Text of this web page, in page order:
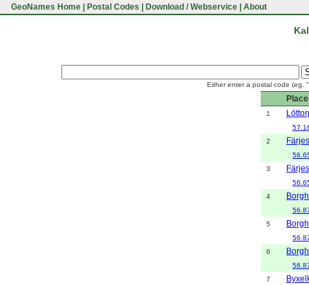
GeoNames Home Postal Codes Download / Webservice About
Either enter a postal code (eg.
Place
1
2
3
4
5
6
7